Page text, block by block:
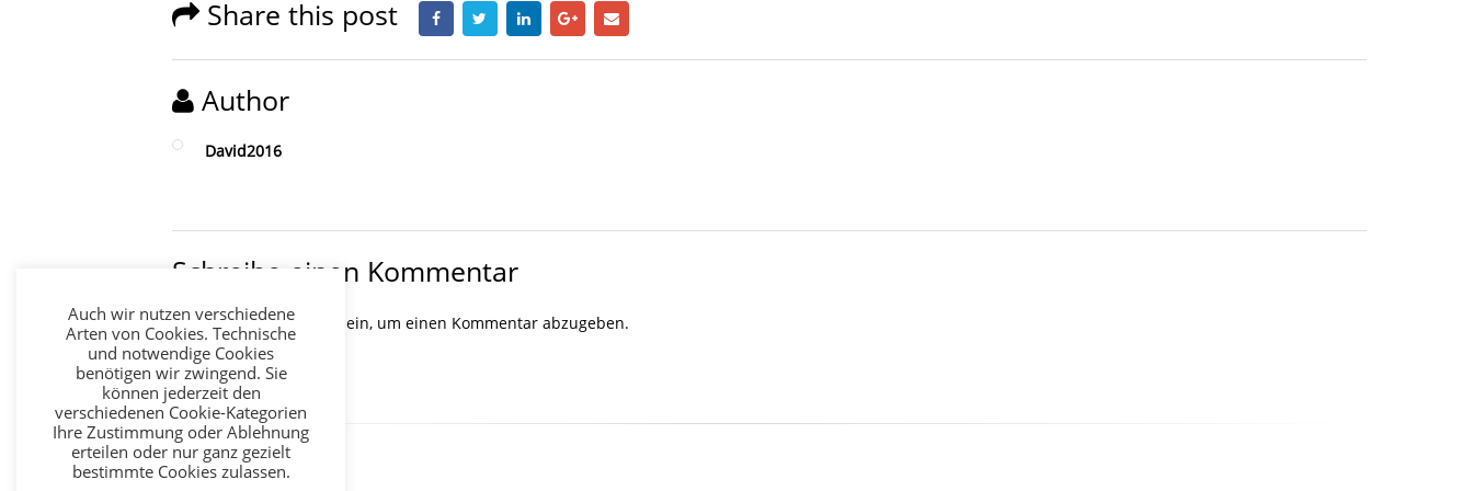
Share this post
Author
David2016
Schreibe einen Kommentar
Du musstangemeldet sein, um einen Kommentar abzugeben.
Auch wir nutzen verschiedene
Arten von Cookies. Technische
und notwendige Cookies
benötigen wir zwingend. Sie
können jederzeit den
verschiedenen Cookie-Kategorien
Ihre Zustimmung oder Ablehnung
erteilen oder nur ganz gezielt
bestimmte Cookies zulassen.